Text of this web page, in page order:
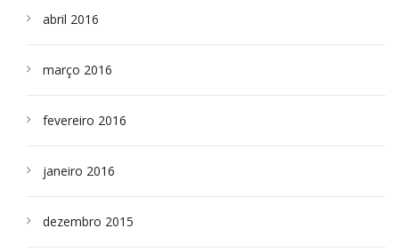
abril 2016
março 2016
fevereiro 2016
janeiro 2016
dezembro 2015